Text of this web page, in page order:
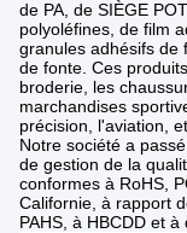
de PA, de SIÈGE
polyoléfines, de film
granules adhésifs de
de fonte. Ces
broderie, les
marchandises
précision, l'aviation,
Notre société a
de gestion de la
conformes à RoHS,
Californie, à rapport
PAHS, à HBCDD et